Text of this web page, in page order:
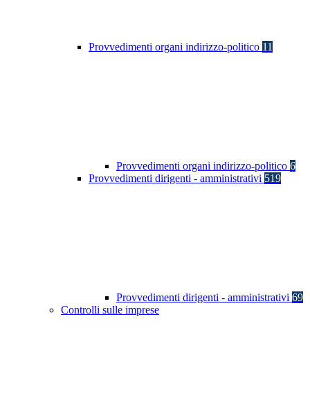
Provvedimenti organi indirizzo-politico 11
Provvedimenti organi indirizzo-politico 6
Provvedimenti dirigenti - amministrativi 519
Provvedimenti dirigenti - amministrativi 69
Controlli sulle imprese